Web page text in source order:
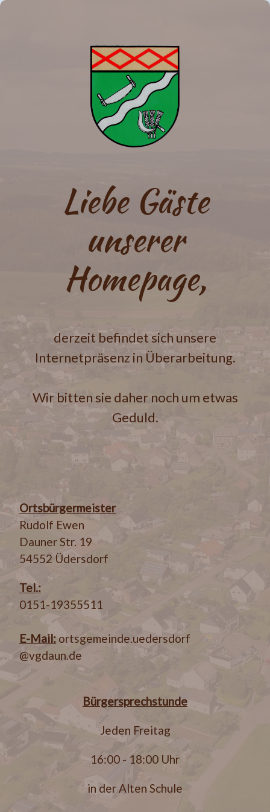
Liebe Gäste
unserer
Homepage,
derzeit befindet sich unsere
Internetpräsenz in Überarbeitung.
Wir bitten sie daher noch um etwas
Geduld.
Ortsbürgermeister
Rudolf Ewen
Dauner Str. 19
54552 Üdersdorf
Tel.:
0151-19355511
E-Mail: ortsgemeinde.uedersdorf
@vgdaun.de
Bürgersprechstunde
Jeden Freitag
16:00 - 18:00 Uhr
in der Alten Schule